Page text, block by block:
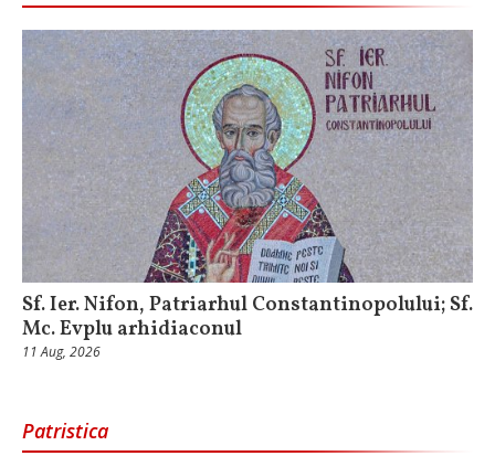
Sf. Ier. Nifon, Patriarhul Constantinopolului; Sf.
Mc. Evplu arhidiaconul
11 Aug, 2026
Patristica